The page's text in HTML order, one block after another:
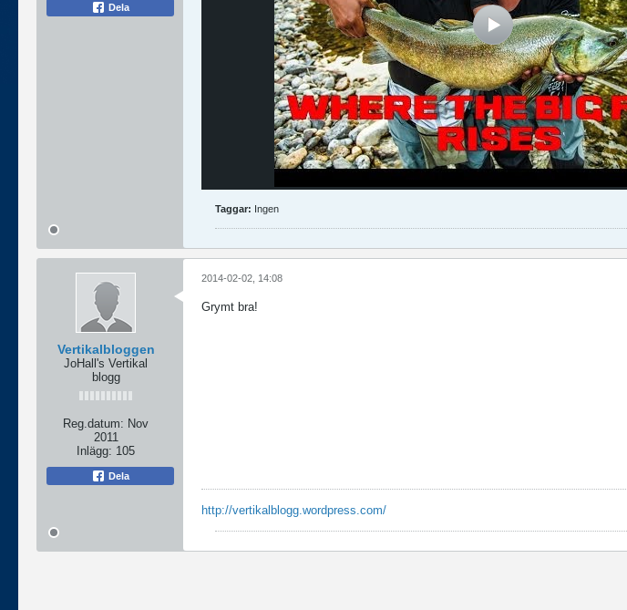
Dela
Taggar: Ingen
Vertikalbloggen
JoHall's Vertikal
blogg
Reg.datum: Nov
2011
Inlägg: 105
Dela
2014-02-02, 14:08
Grymt bra!
http://vertikalblogg.wordpress.com/